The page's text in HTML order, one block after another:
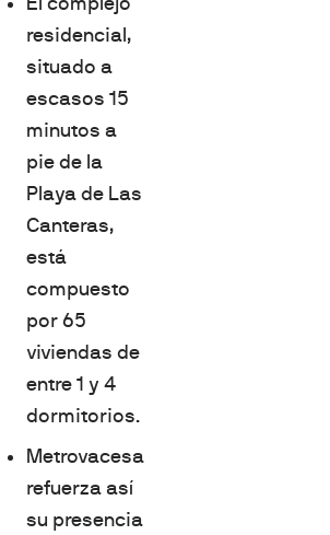
residencial,
situado a
escasos 15
minutos a
pie de la
Playa de Las
Canteras,
está
compuesto
por 65
viviendas de
entre 1 y 4
dormitorios.
Metrovacesa
refuerza así
su presencia